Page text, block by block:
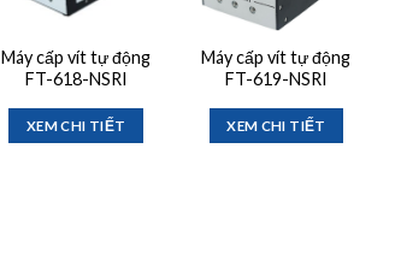
Máy cấp vít tự động
FT-618-NSRI
XEM CHI TIẾT
Máy cấp vít tự động
FT-619-NSRI
XEM CHI TIẾT